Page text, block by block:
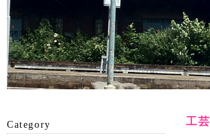
Category
工芸